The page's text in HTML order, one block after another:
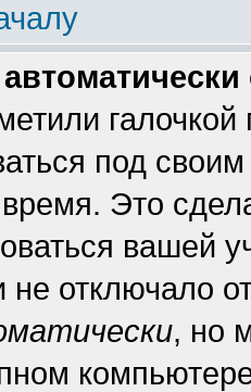
галочкой
под
Это
вашей
не отключало
, но